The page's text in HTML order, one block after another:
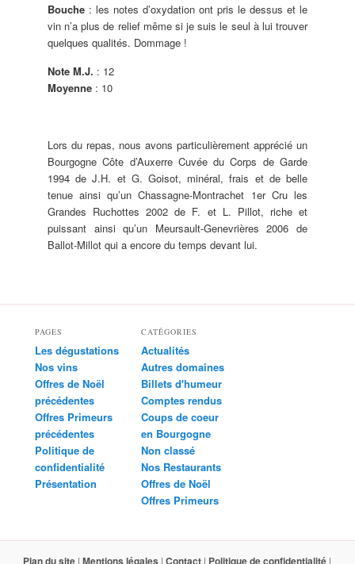
Bouche : les notes d’oxydation ont pris le dessus et le
vin n’a plus de relief même si je suis le seul à lui trouver
quelques qualités. Dommage !
Note M.J. : 12
Moyenne : 10
Lors du repas, nous avons particulièrement apprécié un
Bourgogne Côte d’Auxerre Cuvée du Corps de Garde
1994 de J.H. et G. Goisot, minéral, frais et de belle
tenue ainsi qu’un Chassagne-Montrachet 1er Cru les
Grandes Ruchottes 2002 de F. et L. Pillot, riche et
puissant ainsi qu’un Meursault-Genevrières 2006 de
Ballot-Millot qui a encore du temps devant lui.
PAGES
Les dégustations
Nos vins
Offres de Noël
précédentes
Offres Primeurs
précédentes
Politique de
confidentialité
Présentation
CATÉGORIES
Actualités
Autres domaines
Billets d'humeur
Comptes rendus
Coups de coeur
en Bourgogne
Non classé
Nos Restaurants
Offres de Noël
Offres Primeurs
Plan du site |Mentions légales |Contact | Politique de confidentialité |